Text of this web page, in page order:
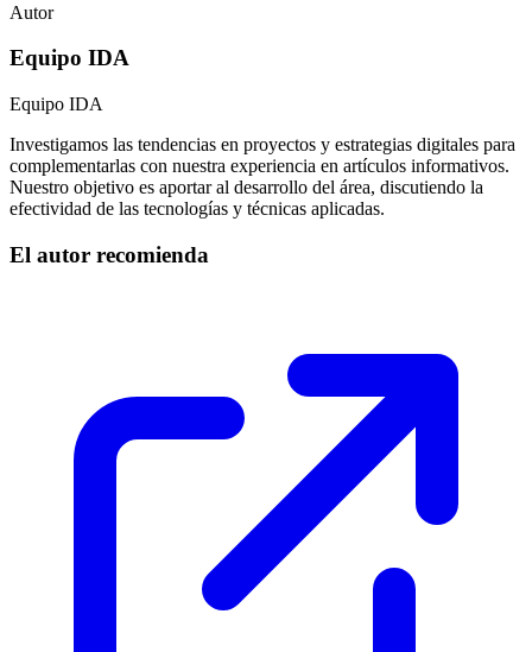
Autor
Equipo IDA
Equipo IDA
Investigamos las tendencias en proyectos y estrategias digitales para
complementarlas con nuestra experiencia en artículos informativos.
Nuestro objetivo es aportar al desarrollo del área, discutiendo la
efectividad de las tecnologías y técnicas aplicadas.
El autor recomienda